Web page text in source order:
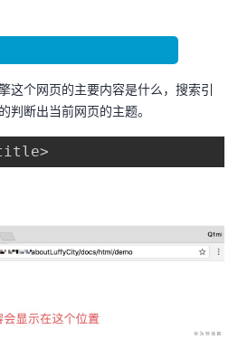
这个网页的主要内容是什么，搜索引
判断出当前网页的主题。
title>